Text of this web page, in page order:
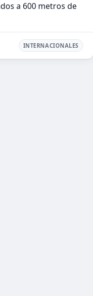
a 600 metros de
INTERNACIONALES